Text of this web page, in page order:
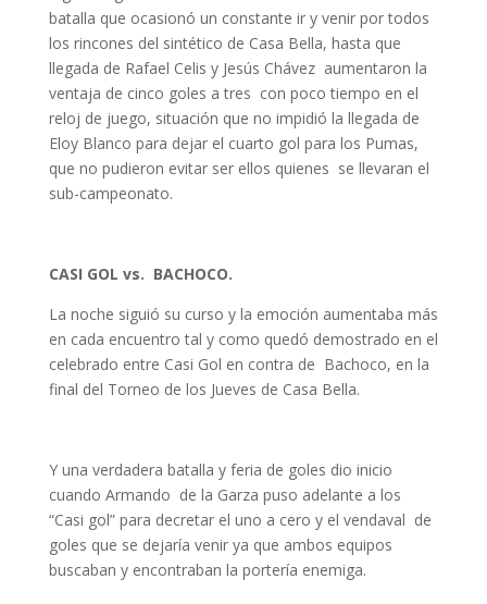
batalla que ocasionó un constante ir y venir por todos
los rincones del sintético de Casa Bella, hasta que
llegada de Rafael Celis y Jesús Chávez aumentaron la
ventaja de cinco goles a tres con poco tiempo en el
reloj de juego, situación que no impidió la llegada de
Eloy Blanco para dejar el cuarto gol para los Pumas,
que no pudieron evitar ser ellos quienes se llevaran el
sub-campeonato.
CASI GOL vs. BACHOCO.
La noche siguió su curso y la emoción aumentaba más
en cada encuentro tal y como quedó demostrado en el
celebrado entre Casi Gol en contra de Bachoco, en la
final del Torneo de los Jueves de Casa Bella.
Y una verdadera batalla y feria de goles dio inicio
cuando Armando de la Garza puso adelante a los
“Casi gol” para decretar el uno a cero y el vendaval de
goles que se dejaría venir ya que ambos equipos
buscaban y encontraban la portería enemiga.